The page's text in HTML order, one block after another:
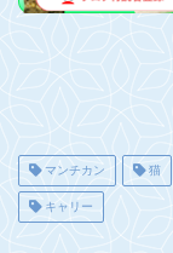
マンチカン 猫
キャリー